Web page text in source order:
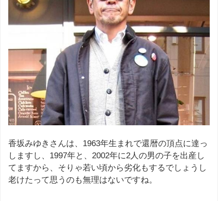
香坂みゆきさんは、1963年生まれで還暦の頂点に達っ
しますし、1997年と、2002年に2人の男の子を出産し
てますから、そりゃ若い頃から劣化もするでしょうし
老けたって思うのも無理はないですね。